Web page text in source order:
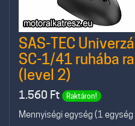
SAS-TEC
SC-1/41 ruhába
(level 2)
1.560 Ft Raktáron!
Mennyiségi egység (1